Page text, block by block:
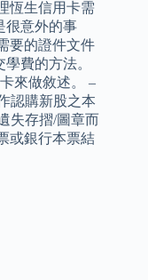
恆生信用卡需
很意外的事
要的證件文件
費的方法。
來做敘述。 –
認購新股之本
失存摺/圖章而
或銀行本票結